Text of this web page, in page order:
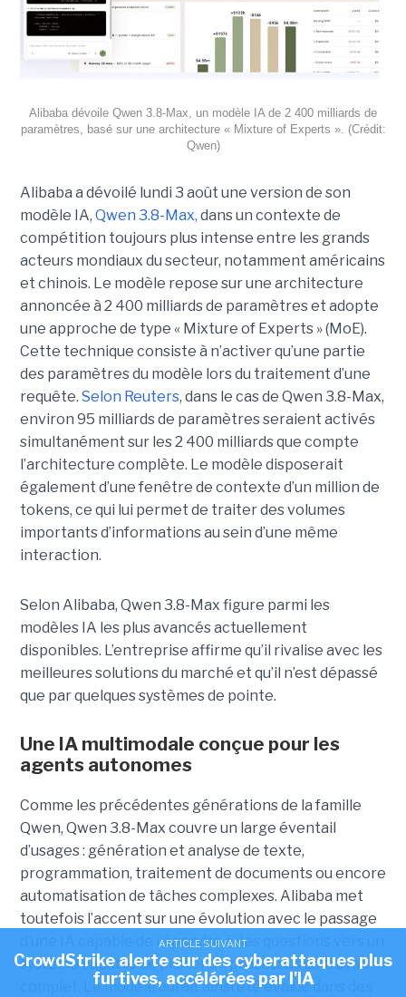
Alibaba dévoile Qwen 3.8-Max, un modèle IA de 2 400 milliards de
paramètres, basé sur une architecture « Mixture of Experts ». (Crédit:
Qwen)
Alibaba a dévoilé lundi 3 août une version de son
modèle IA, Qwen 3.8-Max, dans un contexte de
compétition toujours plus intense entre les grands
acteurs mondiaux du secteur, notamment américains
et chinois. Le modèle repose sur une architecture
annoncée à 2 400 milliards de paramètres et adopte
une approche de type « Mixture of Experts » (MoE).
Cette technique consiste à n’activer qu’une partie
des paramètres du modèle lors du traitement d’une
requête. Selon Reuters, dans le cas de Qwen 3.8-Max,
environ 95 milliards de paramètres seraient activés
simultanément sur les 2 400 milliards que compte
l’architecture complète. Le modèle disposerait
également d’une fenêtre de contexte d’un million de
tokens, ce qui lui permet de traiter des volumes
importants d’informations au sein d’une même
interaction.
Selon Alibaba, Qwen 3.8-Max figure parmi les
modèles IA les plus avancés actuellement
disponibles. L’entreprise affirme qu’il rivalise avec les
meilleures solutions du marché et qu’il n’est dépassé
que par quelques systèmes de pointe.
Une IA multimodale conçue pour les
agents autonomes
Comme les précédentes générations de la famille
Qwen, Qwen 3.8-Max couvre un large éventail
d’usages : génération et analyse de texte,
programmation, traitement de documents ou encore
automatisation de tâches complexes. Alibaba met
toutefois l’accent sur une évolution avec le passage
d’une IA capable de répondre à des questions vers un
système capable de piloter un processus de travail
complet. Le modèle aurait ainsi été évalué dans des
ARTICLE SUIVANT
CrowdStrike alerte sur des cyberattaques plus
furtives, accélérées par l'IA